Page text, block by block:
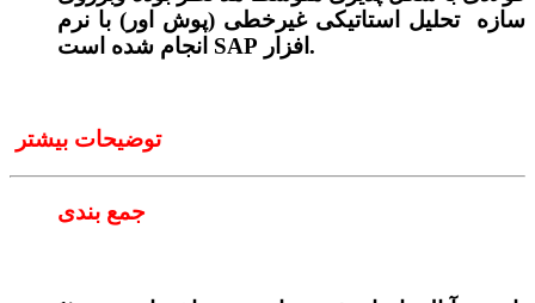
سازه تحلیل استاتیکی غیرخطی (پوش اور) با نرم
افزار SAP انجام شده است.
توضیحات بیشتر